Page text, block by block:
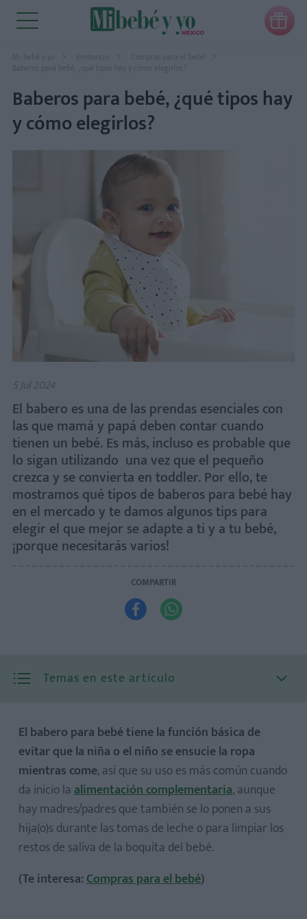

Mi bebé y yo Embarazo
Baberos para bebé, ¿qué tipos hay y cómo elegirlos?
Baberos para bebé, ¿qué tipos hay
y cómo elegirlos?
5 Jul 2024
El babero es una de las prendas esenciales con
las que mamá y papá deben contar cuando
tienen un bebé. Es más, incluso es probable que
lo sigan utilizando una vez que el pequeño
crezca y se convierta en toddler. Por ello, te
mostramos qué tipos de baberos para bebé hay
en el mercado y te damos algunos tips para
elegir el que mejor se adapte a ti y a tu bebé,
¡porque necesitarás varios!
COMPARTIR
 
Temas en este artículo
1. Tradicionales
2. Baberos bandana
3. Baberos de silicona
4. Con mangas o completos
6. Baberos desechables para bebés
El babero para bebé tiene la función básica de
evitar que la niña o el niño se ensucie la ropa
mientras come, así que su uso es más común cuando
da inicio la alimentación complementaria, aunque
hay madres/padres que también se lo ponen a sus
hija(o)s durante las tomas de leche o para limpiar los
restos de saliva de la boquita del bebé.
(Te interesa:Compras para el bebé)